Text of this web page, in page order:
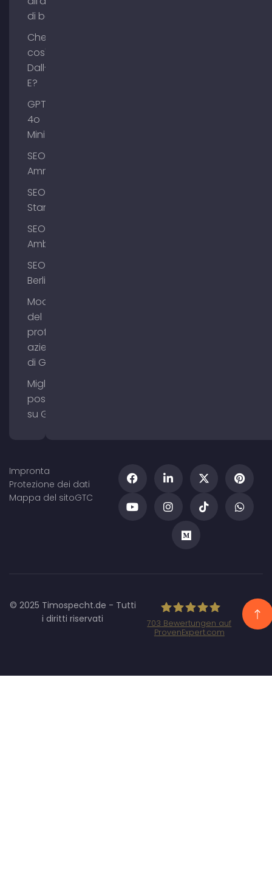
di backlink
Che
cos'è
Dall-
E?
GPT-
4o
Mini
SEO
Ammersee
SEO
Starnberg
SEO
Amburgo
SEO
Berlino
Modifica
del
profilo
aziendale
di Google
Migliorare il
posizionamento
su Google Maps
Impronta
Protezione dei dati
Mappa del sitoGTC
© 2025 Timospecht.de - Tutti
i diritti riservati
GmbH - SEO/SEA
703 Bewertungen auf
ProvenExpert.com